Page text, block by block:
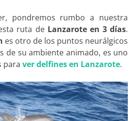
pondremos rumbo a nuestra
ruta de Lanzarote en 3 días.
es otro de los puntos neurálgicos
de su ambiente animado, es uno
para ver delfines en Lanzarote.